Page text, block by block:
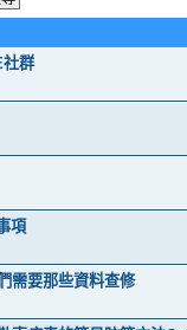
群
項
需要那些資料查修